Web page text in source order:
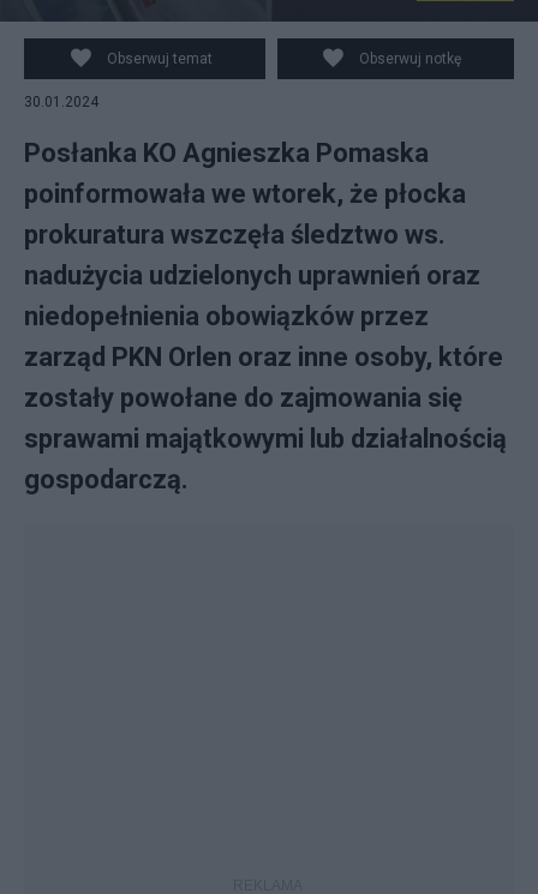
Prokuratura Okręgowa wszczęła śledztwo ws.
połączenia Lotosu i Orlenu. Fot. mat. prasowe / Canva
Obserwuj temat Obserwuj notkę
30.01.2024
Posłanka KO Agnieszka Pomaska
poinformowała we wtorek, że płocka
prokuratura wszczęła śledztwo ws.
nadużycia udzielonych uprawnień oraz
niedopełnienia obowiązków przez
zarząd PKN Orlen oraz inne osoby, które
zostały powołane do zajmowania się
sprawami majątkowymi lub działalnością
gospodarczą.